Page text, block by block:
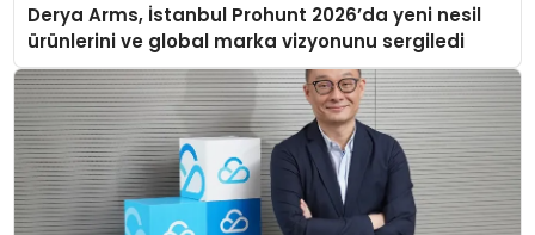
Derya Arms, İstanbul Prohunt 2026’da yeni nesil
ürünlerini ve global marka vizyonunu sergiledi